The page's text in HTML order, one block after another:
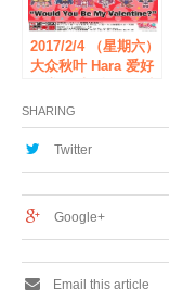
2017/2/4 （星期六）
大众秋叶 Hara 爱好
超怪物拟人化计划
— —”事件”獠牙 つ
没有情人的情人节在
SHARING
Twitter
Google+
Email this article